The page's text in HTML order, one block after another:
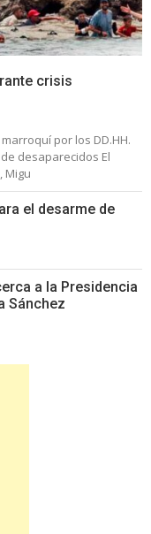
crisis
por los DD.HH.
desaparecidos El
Migu
el desarme de
a la Presidencia
Sánchez